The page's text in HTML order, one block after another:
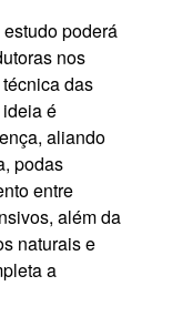
poderá
nos
das
ideia é
aliando
podas
entre
além da
naturais e
a